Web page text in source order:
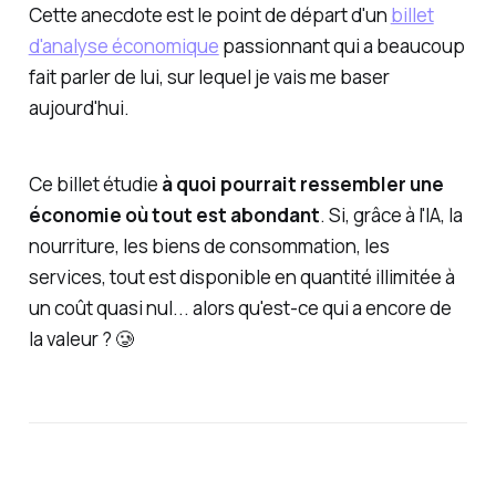
Cette anecdote est le point de départ d'un billet
d'analyse économique passionnant qui a beaucoup
fait parler de lui, sur lequel je vais me baser
aujourd'hui.
Ce billet étudie à quoi pourrait ressembler une
économie où tout est abondant. Si, grâce à l'IA, la
nourriture, les biens de consommation, les
services, tout est disponible en quantité illimitée à
un coût quasi nul... alors qu'est-ce qui a encore de
la valeur ? 🥲